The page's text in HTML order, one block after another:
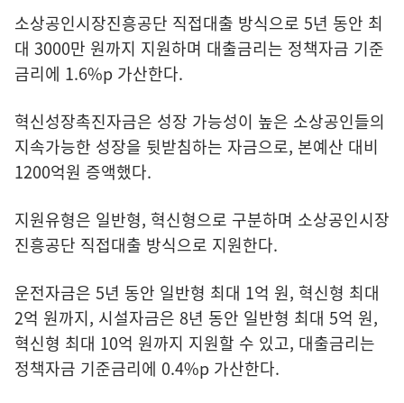
소상공인시장진흥공단 직접대출 방식으로 5년 동안 최
대 3000만 원까지 지원하며 대출금리는 정책자금 기준
금리에 1.6%p 가산한다.
혁신성장촉진자금은 성장 가능성이 높은 소상공인들의
지속가능한 성장을 뒷받침하는 자금으로, 본예산 대비
1200억원 증액했다.
지원유형은 일반형, 혁신형으로 구분하며 소상공인시장
진흥공단 직접대출 방식으로 지원한다.
운전자금은 5년 동안 일반형 최대 1억 원, 혁신형 최대
2억 원까지, 시설자금은 8년 동안 일반형 최대 5억 원,
혁신형 최대 10억 원까지 지원할 수 있고, 대출금리는
정책자금 기준금리에 0.4%p 가산한다.